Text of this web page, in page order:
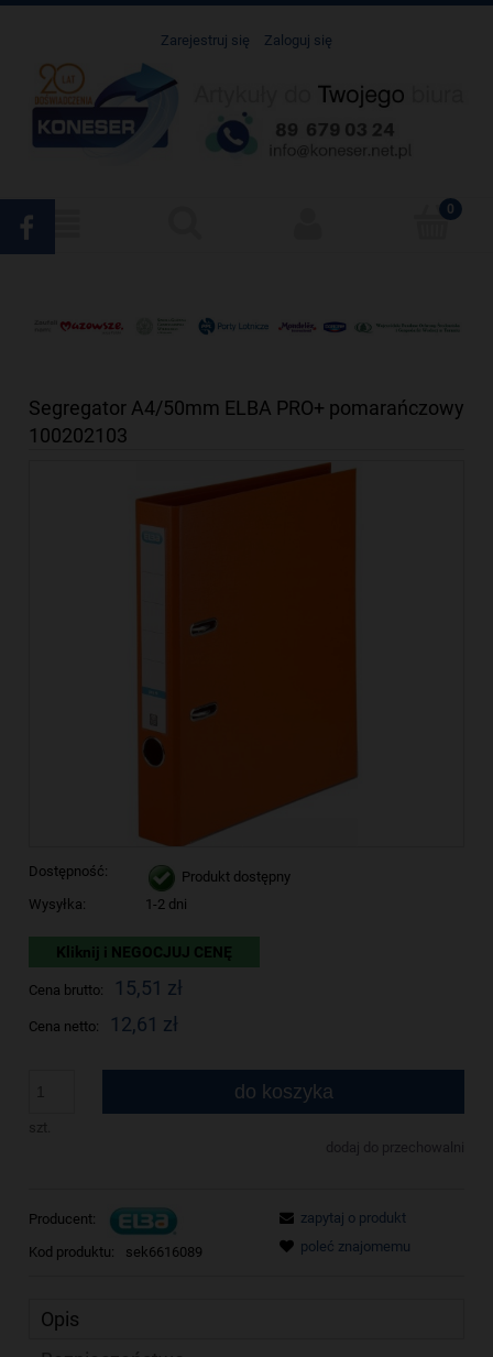
Zarejestruj się Zaloguj się
Segregator A4/50mm ELBA PRO+ pomarańczowy
100202103
Dostępność:
Produkt dostępny
Wysyłka:
1-2 dni
Kliknij i NEGOCJUJ CENĘ
Cena brutto: 15,51 zł
Cena netto: 12,61 zł
do koszyka
dodaj do przechowalni
Producent:
Kod produktu:
sek6616089
zapytaj o produkt
poleć znajomemu
Opis